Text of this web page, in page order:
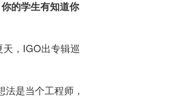
的学生有知道你
，IGO出专辑巡
是当个工程师，